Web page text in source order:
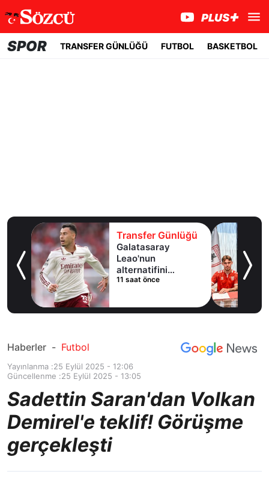
SPOR TRANSFER GÜNLÜĞÜ FUTBOL BASKETBOL
Transfer Günlüğü
Galatasaray
Leao'nun
alternatifini
Arsenal'de buldu
11 saat önce
Haberler - Futbol
Yayınlanma :25 Eylül 2025 - 12:06
Güncellenme :25 Eylül 2025 - 13:05
Sadettin Saran'dan Volkan
Demirel'e teklif! Görüşme
gerçekleşti